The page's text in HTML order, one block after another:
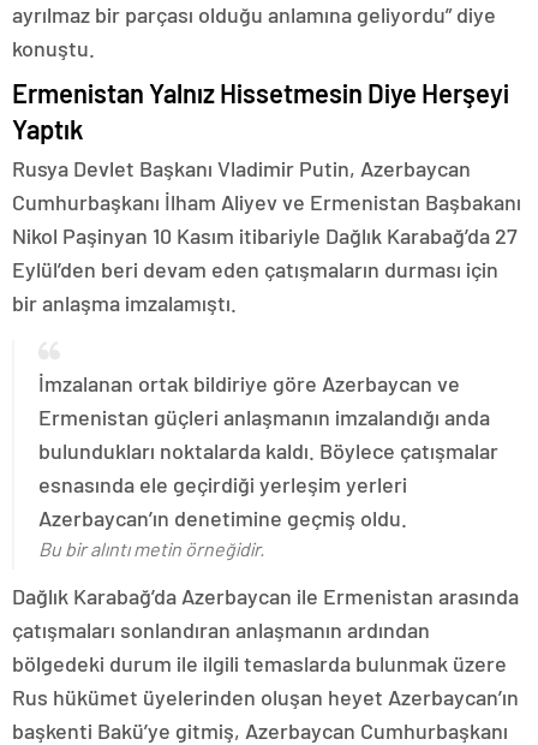
ayrılmaz bir parçası olduğu anlamına geliyordu” diye
konuştu.
Ermenistan Yalnız Hissetmesin Diye Herşeyi
Yaptık
Rusya Devlet Başkanı Vladimir Putin, Azerbaycan
Cumhurbaşkanı İlham Aliyev ve Ermenistan Başbakanı
Nikol Paşinyan 10 Kasım itibariyle Dağlık Karabağ’da 27
Eylül’den beri devam eden çatışmaların durması için
bir anlaşma imzalamıştı.
İmzalanan ortak bildiriye göre Azerbaycan ve
Ermenistan güçleri anlaşmanın imzalandığı anda
bulundukları noktalarda kaldı. Böylece çatışmalar
esnasında ele geçirdiği yerleşim yerleri
Azerbaycan’ın denetimine geçmiş oldu.
Bu bir alıntı metin örneğidir.
Dağlık Karabağ’da Azerbaycan ile Ermenistan arasında
çatışmaları sonlandıran anlaşmanın ardından
bölgedeki durum ile ilgili temaslarda bulunmak üzere
Rus hükümet üyelerinden oluşan heyet Azerbaycan’ın
başkenti Bakü’ye gitmiş, Azerbaycan Cumhurbaşkanı